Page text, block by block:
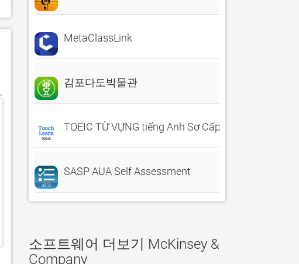
MetaClassLink
김포다도박물관
TOEIC TỪ VỰNG tiếng Anh Sơ Cấp
SASP AUA Self Assessment
소프트웨어 더보기 McKinsey &
Company